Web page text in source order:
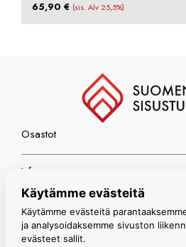
65,90€ (sis. Alv 25,5%)
Osastot
Info
Espoon myymälä
Käytämme evästeitä
Käytämme evästeitä
ja analysoidaksemme sivuston
evästeet sallit.